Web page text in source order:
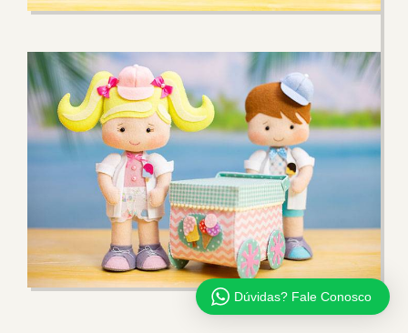
Dúvidas? Fale Conosco